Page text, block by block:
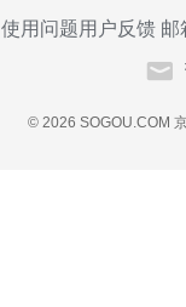
使用问题用户反馈 邮
© 2026 SOGOU.COM